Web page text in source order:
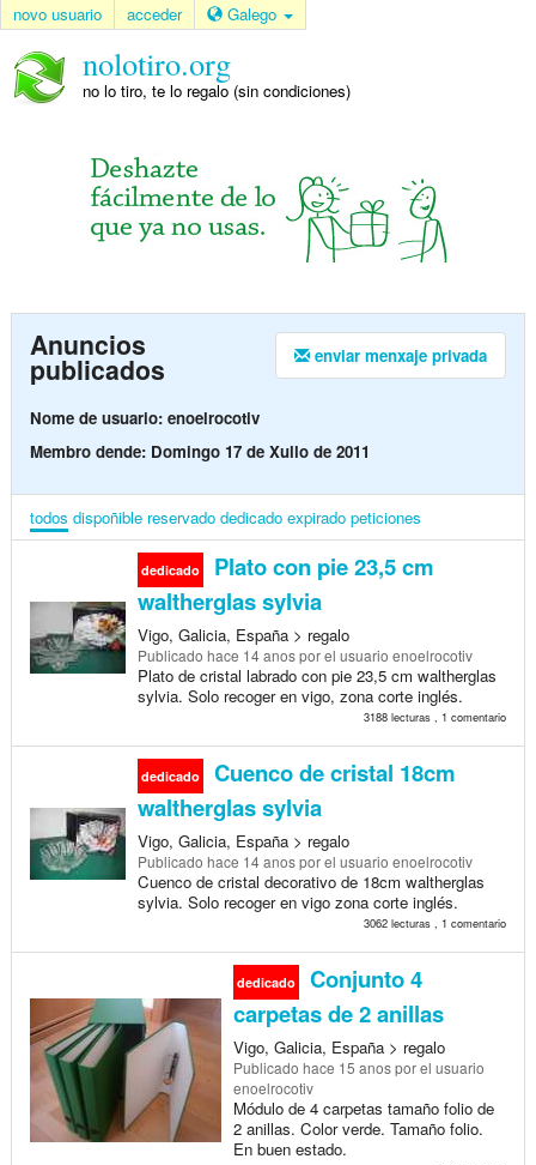
novo usuario acceder Galego
nolotiro.org
no lo tiro, te lo regalo (sin condiciones)
enviar menxaje privada
Anuncios
publicados
Nome de usuario: enoelrocotiv
Membro dende: Domingo 17 de Xullo de 2011
todos dispoñible reservado dedicado expirado peticiones
dedicado
Plato con pie 23,5 cm
waltherglas sylvia
Vigo, Galicia, España > regalo
Publicado hace 14 anospor el usuario enoelrocotiv
Plato de cristal labrado con pie 23,5 cm waltherglas
sylvia. Solo recoger en vigo, zona corte inglés.
3188 lecturas , 1 comentario
dedicado
Cuenco de cristal 18cm
waltherglas sylvia
Vigo, Galicia, España > regalo
Publicado hace 14 anospor el usuario enoelrocotiv
Cuenco de cristal decorativo de 18cm waltherglas
sylvia. Solo recoger en vigo zona corte inglés.
3062 lecturas , 1 comentario
dedicado
Conjunto 4
carpetas de 2 anillas
Vigo, Galicia, España > regalo
Publicado hace 15 anospor el usuario
enoelrocotiv
Módulo de 4 carpetas tamaño folio de
2 anillas. Color verde. Tamaño folio.
En buen estado.